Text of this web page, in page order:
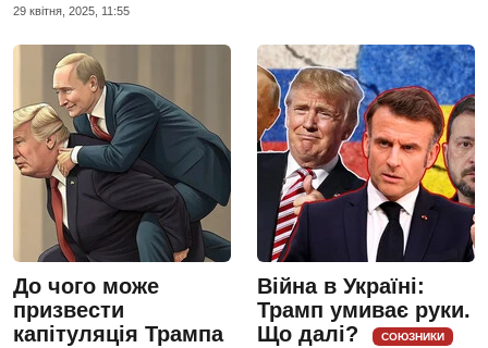
29 квiтня, 2025, 11:55
До чого може
призвести
капітуляція Трампа
Війна в Україні:
Трамп умиває руки.
Що далі?
СОЮЗНИКИ